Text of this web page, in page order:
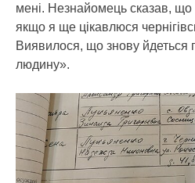
мені. Незнайомець сказав,
якщо я ще цікавлюся
Виявилося, що знову йдеться
людину».